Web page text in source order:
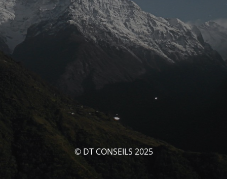
© DT CONSEILS 2025